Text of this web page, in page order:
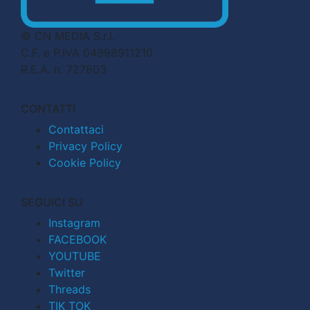
© CN MEDIA S.r.l.
C.F. e P.IVA 04998911210
R.E.A. n. 727803
CONTATTI
Contattaci
Privacy Policy
Cookie Policy
SEGUICI SU
Instagram
FACEBOOK
YOUTUBE
Twitter
Threads
TIK TOK